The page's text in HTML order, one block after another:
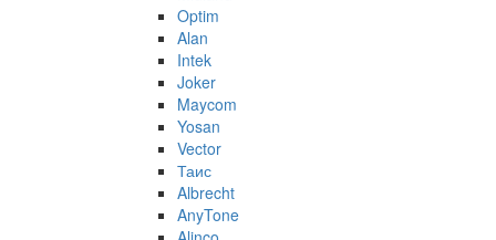
Optim
Alan
Intek
Joker
Maycom
Yosan
Vector
Таис
Albrecht
AnyTone